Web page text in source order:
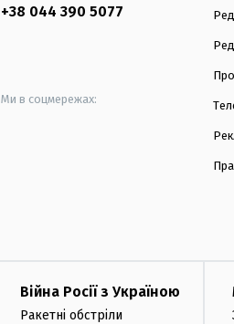
+38 044 390 5077
Ми в соцмережах:
Війна Росії з Україною
Ракетні обстріли